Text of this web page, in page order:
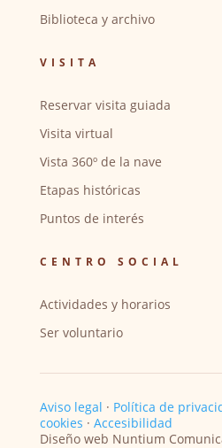
Biblioteca y archivo
VISITA
Reservar visita guiada
Visita virtual
Vista 360º de la nave
Etapas históricas
Puntos de interés
CENTRO SOCIAL
Actividades y horarios
Ser voluntario
Aviso legal · Política de
cookies · Accesibilidad
Diseño web Nuntium